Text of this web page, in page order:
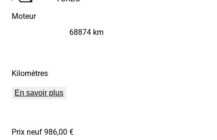
Moteur
Kilomètres
68874 km
En savoir plus
Prix neuf 986,00 €